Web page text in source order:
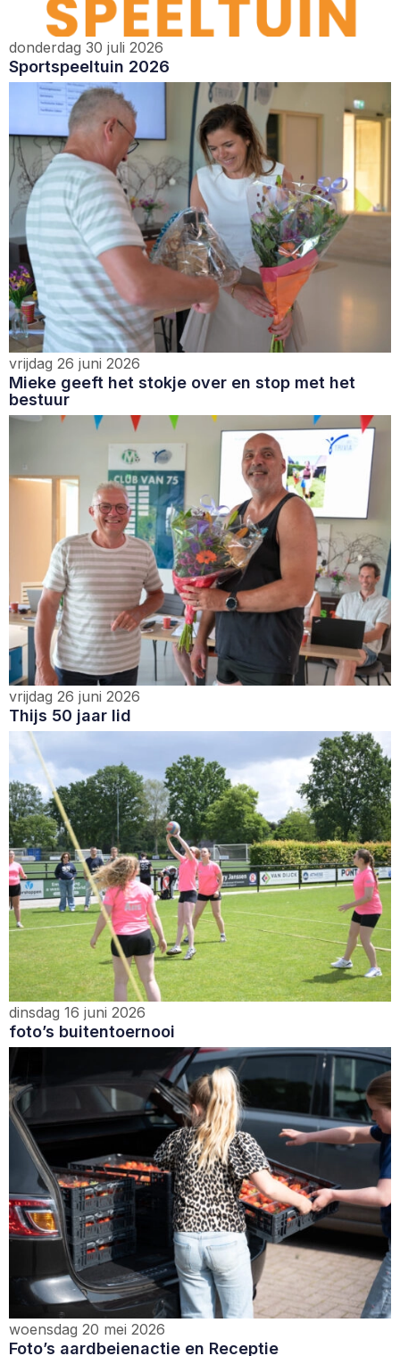
donderdag 30 juli 2026
Sportspeeltuin 2026
vrijdag 26 juni 2026
Mieke geeft het stokje over en stop met het
bestuur
vrijdag 26 juni 2026
Thijs 50 jaar lid
dinsdag 16 juni 2026
foto’s buitentoernooi
woensdag 20 mei 2026
Foto’s aardbeienactie en Receptie